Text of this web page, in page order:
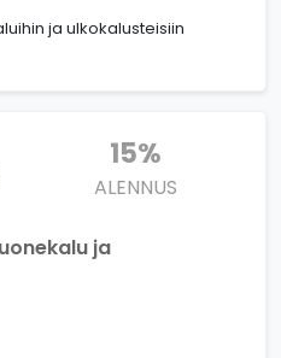
ja ulkokalusteisiin
15%
ALENNUS
ja